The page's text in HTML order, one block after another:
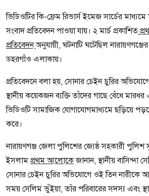
ভিডিওটির কি-ফ্রেম রিভার্স ইমেজ সার্চের
সংবাদ প্রতিবেদন পাওয়া যায়। ২ মার্চ প্রকাশিত
প্রতিবেদনঅনুযায়ী, ঘটনাটি ঘটেছিল
ডহরগাঁও এলাকায়।
প্রতিবেদনে বলা হয়, সোনার চেইন চুরির
স্থানীয় কয়েকজন ব্যক্তি তাঁদের গাছে বেঁধে
ভিডিওটি সামাজিক যোগাযোগমাধ্যমে ছড়িয়ে
করে।
নারায়ণগঞ্জ জেলা পুলিশের জ্যেষ্ঠ সহকারী পুলিশ
ইসলাম প্রথম আলোকেজানান, স্থানীয় বাসিন্দা
সোনার চেইন চুরির অভিযোগে ওই তিন নারীকে
সময় সেলিম ভুঁইয়া, তাঁর পরিবারের সদস্য এবং